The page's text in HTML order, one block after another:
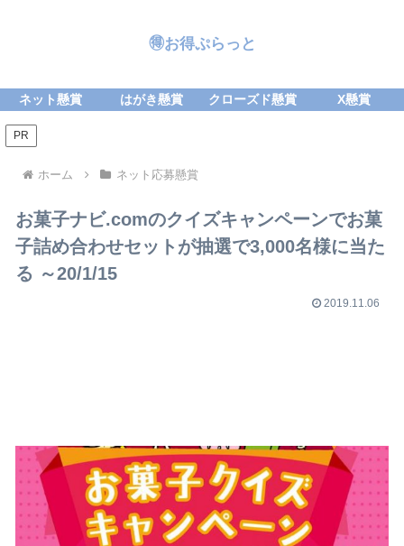
🉐お得ぷらっと
ネット懸賞 はがき懸賞 クローズド懸賞 X懸賞
PR
ホーム ネット応募懸賞
お菓子ナビ.comのクイズキャンペーンでお菓
子詰め合わせセットが抽選で3,000名様に当た
る ～20/1/15
2019.11.06